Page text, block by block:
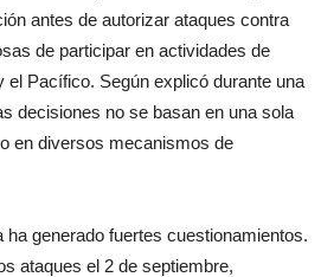
antes de autorizar ataques contra
de participar en actividades de
el Pacífico. Según explicó durante una
decisiones no se basan en una sola
en diversos mecanismos de
ha generado fuertes cuestionamientos.
ataques el 2 de septiembre,